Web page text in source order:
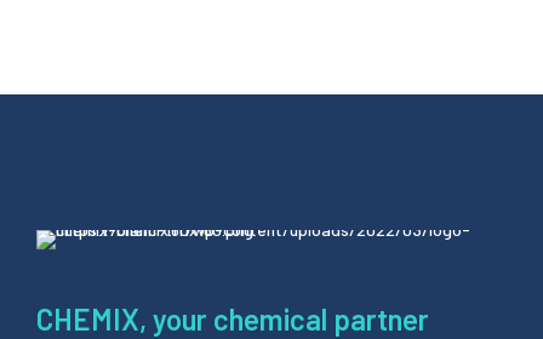
CHEMIX, your chemical partner